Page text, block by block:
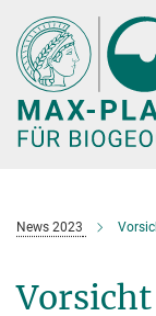
Hauptinhalt
News 2023